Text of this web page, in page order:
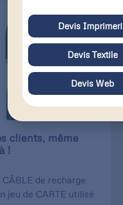
clients, même
!
de recharge
jeu de CARTE utilisé
Devis
Devis Textile
Devis Web